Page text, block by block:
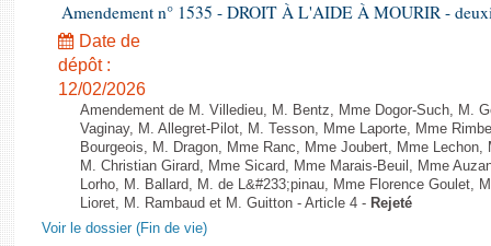
Amendement n° 1535 - DROIT À L'AIDE À MOURIR -
Date de
dépôt :
12/02/2026
Amendement de M. Villedieu, M. Bentz, Mme Dogor-Such, M.
Vaginay, M. Allegret-Pilot, M. Tesson, Mme Laporte, Mme
Bourgeois, M. Dragon, Mme Ranc, Mme Joubert, Mme
M. Christian Girard, Mme Sicard, Mme Marais-Beuil, Mme
Lorho, M. Ballard, M. de L&#233;pinau, Mme Florence Goulet,
Lioret, M. Rambaud et M. Guitton - Article 4 - Rejeté
Voir le dossier (Fin de vie)